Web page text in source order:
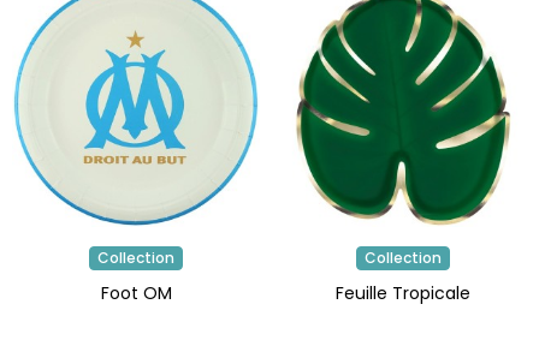
Collection
Foot OM
Collection
Feuille Tropicale